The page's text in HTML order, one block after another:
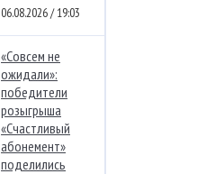
06.08.2026 / 19:03
«Совсем не
ожидали»:
победители
розыгрыша
«Счастливый
абонемент»
поделились